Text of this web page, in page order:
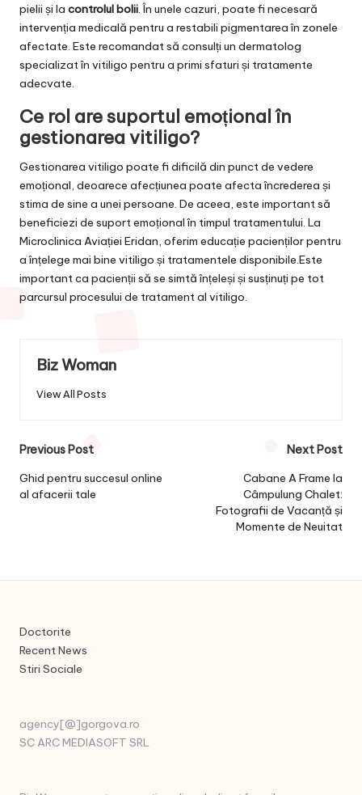
pielii și la controlul bolii. În unele cazuri, poate fi necesară
intervenția medicală pentru a restabili pigmentarea în zonele
afectate. Este recomandat să consulți un dermatolog
specializat în vitiligo pentru a primi sfaturi și tratamente
adecvate.
Ce rol are suportul emoțional în
gestionarea vitiligo?
Gestionarea vitiligo poate fi dificilă din punct de vedere
emoțional, deoarece afecțiunea poate afecta încrederea și
stima de sine a unei persoane. De aceea, este important să
beneficiezi de suport emoțional în timpul tratamentului. La
Microclinica Aviației Eridan, oferim educație pacienților pentru
a înțelege mai bine vitiligo și tratamentele disponibile.Este
important ca pacienții să se simtă înțeleși și susținuți pe tot
parcursul procesului de tratament al vitiligo.
Biz Woman
View All Posts
Post
navigation
Previous Post
Ghid pentru succesul online
al afacerii tale
Next Post
Cabane A Frame la
Câmpulung Chalet:
Fotografii de Vacanță și
Momente de Neuitat
Doctorite
Recent News
Stiri Sociale
agency[@]gorgova.ro
SC ARC MEDIASOFT SRL